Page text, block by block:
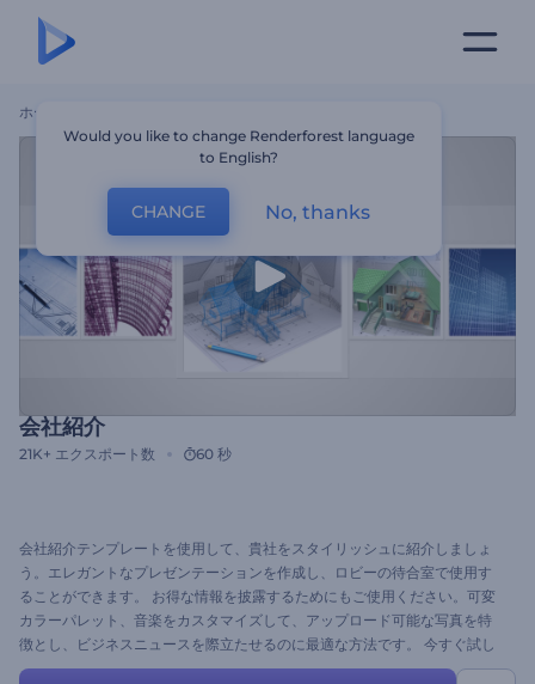
ホーム
会社紹介
21K+ エクスポート数 60 秒
会社紹介テンプレートを使用して、貴社をスタイリッシュに紹介しましょ
う。エレガントなプレゼンテーションを作成し、ロビーの待合室で使用す
ることができます。 お得な情報を披露するためにもご使用ください。可変
カラーパレット、音楽をカスタマイズして、アップロード可能な写真を特
徴とし、ビジネスニュースを際立たせるのに最適な方法です。 今すぐ試し
てみてください。
Would you like to change Renderforest language
to English?
CHANGE No, thanks